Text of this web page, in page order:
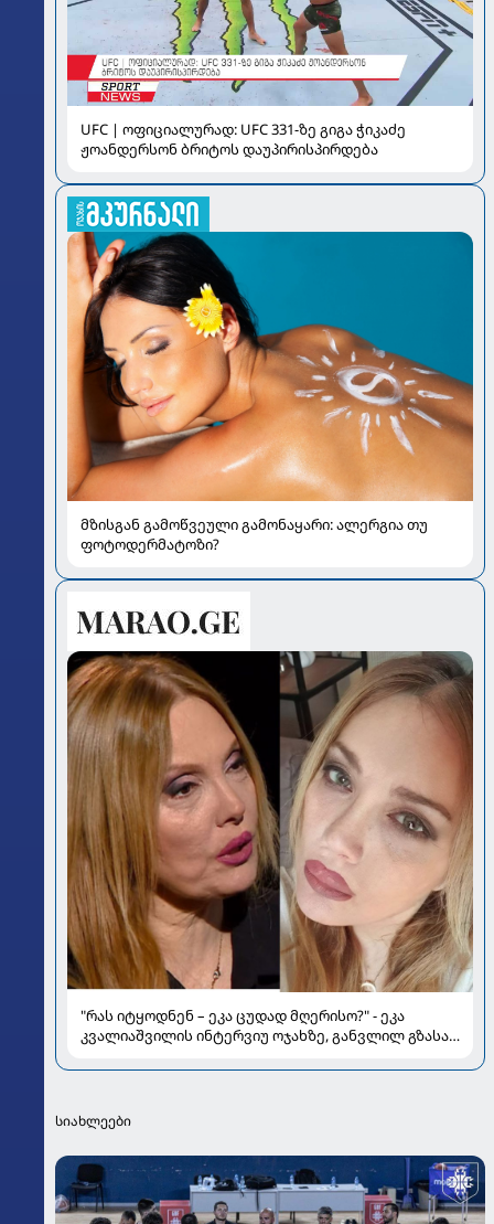
UFC | ოფიციალურად: UFC 331-ზე გიგა ჭიკაძე
ჟოანდერსონ ბრიტოს დაუპირისპირდება
მზისგან გამოწვეული გამონაყარი: ალერგია თუ
ფოტოდერმატოზი?
"რას იტყოდნენ – ეკა ცუდად მღერისო?" - ეკა
კვალიაშვილის ინტერვიუ ოჯახზე, განვლილ გზასა
სიახლეები